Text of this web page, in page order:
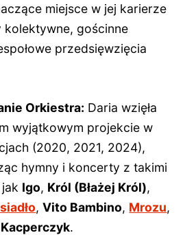
miejsce w jej karierze
kolektywne, gościnne
przedsięwzięcia
Orkiestra: Daria wzięła
wyjątkowym projekcie w
(2020, 2021, 2024),
hymny i koncerty z takimi
Igo, Król (Błażej Król),
,Vito Bambino, Mrozu,
Kacperczyk.